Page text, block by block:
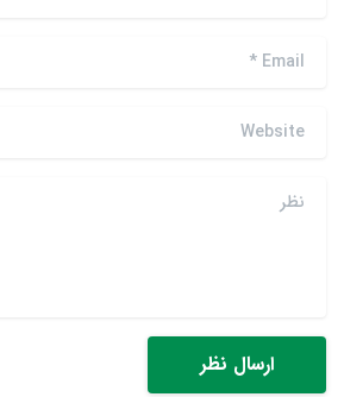
Email
*
Website
نظر